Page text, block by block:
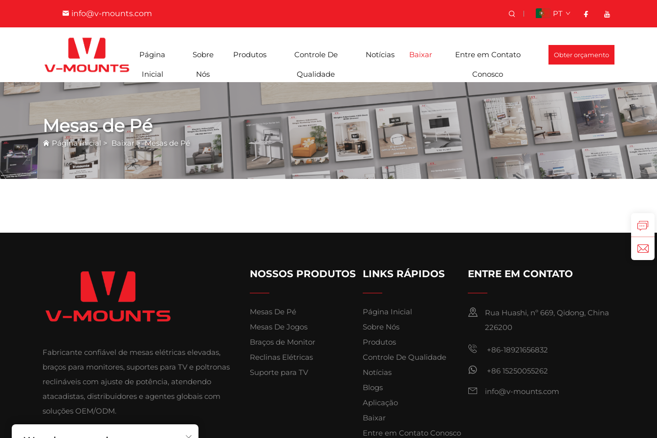
info@v-mounts.com PT
Página
Inicial
Sobre
Nós
Produtos Controle De
Qualidade
Notícias Baixar Entre em Contato
Conosco
Obter orçamento
Mesas de Pé
Página Inicial > Baixar>Mesas de Pé
Fabricante confiável de mesas elétricas elevadas,
braços para monitores, suportes para TV e poltronas
reclináveis com ajuste de potência, atendendo
atacadistas, distribuidores e agentes globais com
soluções OEM/ODM.
NOSSOS PRODUTOS
Mesas De Pé
Mesas De Jogos
Braços de Monitor
Reclinas Elétricas
Suporte para TV
LINKS RÁPIDOS
Página Inicial
Sobre Nós
Produtos
Controle De Qualidade
Notícias
Blogs
Aplicação
Baixar
Entre em Contato Conosco
ENTRE EM CONTATO
Rua Huashi, nº 669, Qidong, China
226200
+86-18921656832
+86 15250055262
info@v-mounts.com